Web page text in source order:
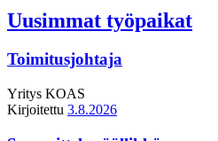
Uusimmat työpaikat
Toimitusjohtaja
Yritys KOAS
Kirjoitettu 3.8.2026